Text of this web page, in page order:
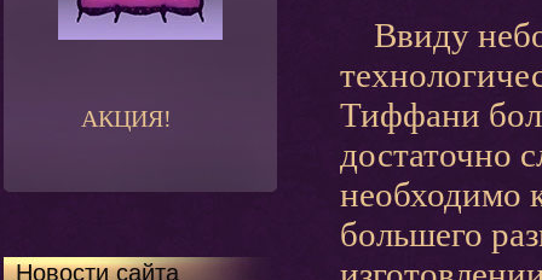
АКЦИЯ!
Новости сайта
Ввиду
Тиффани
достаточно
необходимо
большего